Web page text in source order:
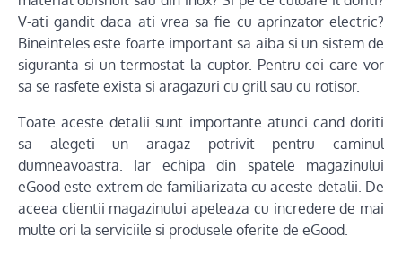
V-ati gandit daca ati vrea sa fie cu aprinzator electric?
Bineinteles este foarte important sa aiba si un sistem de
siguranta si un termostat la cuptor. Pentru cei care vor
sa se rasfete exista si aragazuri cu grill sau cu rotisor.
Toate aceste detalii sunt importante atunci cand doriti
sa alegeti un aragaz potrivit pentru caminul
dumneavoastra. Iar echipa din spatele magazinului
eGood este extrem de familiarizata cu aceste detalii. De
aceea clientii magazinului apeleaza cu incredere de mai
multe ori la serviciile si produsele oferite de eGood.